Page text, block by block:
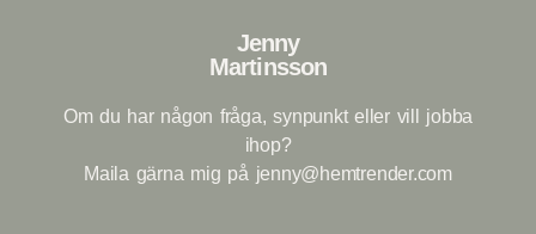
Jenny
Martinsson
Om du har någon fråga, synpunkt eller vill jobba
ihop?
Maila gärna mig på jenny@hemtrender.com